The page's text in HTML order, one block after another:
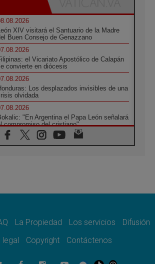
León XIV visitará el Santuario de la Madre
Buen Consejo de Genazzano
el Vicariato Apostólico de Calapán
convierte en diócesis
Los desplazados invisibles de una
olvidada
"En Argentina el Papa León señalará
compromiso del cristiano"
07.08.2026
matanza de niños en Gaza no cesa: 300
Nwachukwu: la comunicación
07.08.2026
La Propiedad Los servicios
Difusión
legal
Copyright Contáctenos